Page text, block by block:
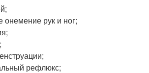
онемение рук и ног;
рефлюкс;